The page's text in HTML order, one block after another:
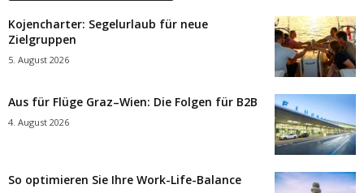
Kojencharter: Segelurlaub für neue
Zielgruppen
5. August 2026
Aus für Flüge Graz–Wien: Die Folgen für B2B
4. August 2026
So optimieren Sie Ihre Work-Life-Balance